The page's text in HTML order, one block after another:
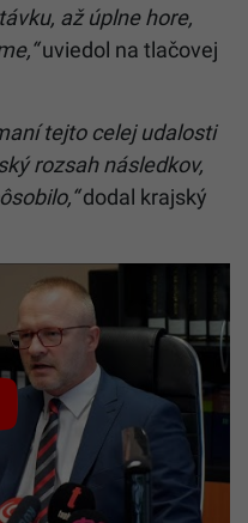
až úplne hore,
uviedol na tlačovej
tejto celej udalosti
rozsah následkov,
dodal krajský